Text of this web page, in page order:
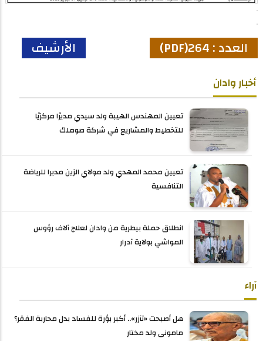
العدد : 264(PDF) الأرشيف
أخبار وادان
تعيين المهندس الهيبة ولد سيدي مديرًا مركزيًا
للتخطيط والمشاريع في شركة صوملك
تعيين محمد المهدي ولد مولاي الزين مديرا للرياضة
التنافسية
انطلاق حملة بيطرية من وادان لعلاج آلاف رؤوس
المواشي بولاية آدرار
آراء
هل أصبحت «تآزر».. أكبر بؤرة للفساد بدل محاربة الفقر؟
مامونى ولد مختار